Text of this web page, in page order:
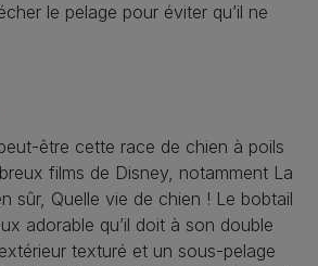
le pelage pour éviter qu’il ne
être cette race de chien à poils
films de Disney, notamment La
sûr, Quelle vie de chien ! Le bobtail
adorable qu’il doit à son double
texturé et un sous-pelage